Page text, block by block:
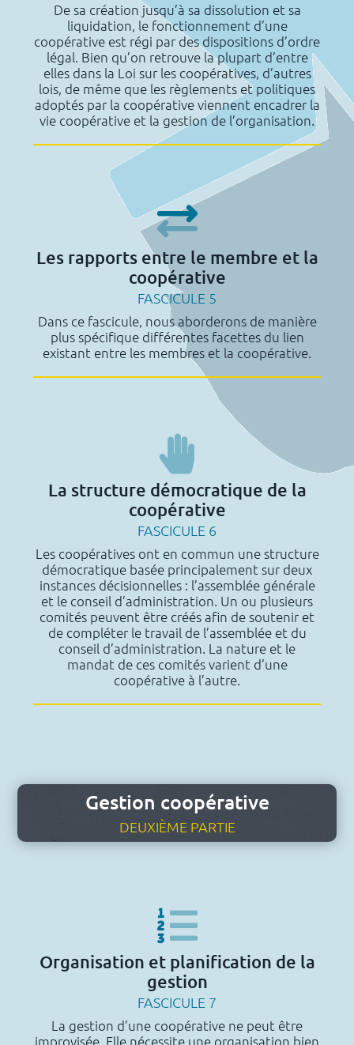
De sa création jusqu’à sa dissolution et sa
liquidation, le fonctionnement d’une
coopérative est régi par des dispositions d’ordre
légal. Bien qu’on retrouve la plupart d’entre
elles dans la Loi sur les coopératives, d’autres
lois, de même que les règlements et politiques
adoptés par la coopérative viennent encadrer la
vie coopérative et la gestion de l’organisation.
Les rapports entre le membre et la
coopérative
FASCICULE 5
Dans ce fascicule, nous aborderons de manière
plus spécifique différentes facettes du lien
existant entre les membres et la coopérative.
La structure démocratique de la
coopérative
FASCICULE 6
Les coopératives ont en commun une structure
démocratique basée principalement sur deux
instances décisionnelles : l’assemblée générale
et le conseil d’administration. Un ou plusieurs
comités peuvent être créés afin de soutenir et
de compléter le travail de l’assemblée et du
conseil d’administration. La nature et le
mandat de ces comités varient d’une
coopérative à l’autre.
Gestion coopérative
DEUXIÈME PARTIE
Organisation et planification de la
gestion
FASCICULE 7
La gestion d’une coopérative ne peut être
improvisée. Elle nécessite une organisation bien